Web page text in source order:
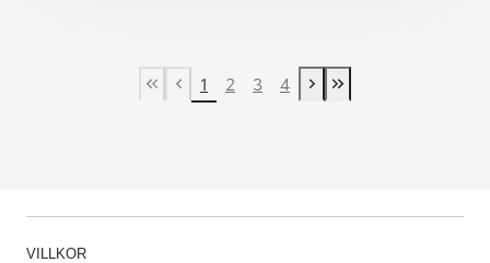
First Page
Previous page
1 2 3 4
Next page
Last Page
VILLKOR